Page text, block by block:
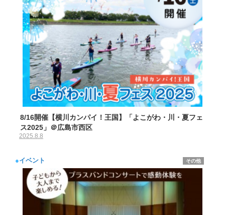
8/16開催【横川カンパイ！王国】「よこがわ・川・夏フェ
ス2025」＠広島市西区
2025.8.8
●イベント その他